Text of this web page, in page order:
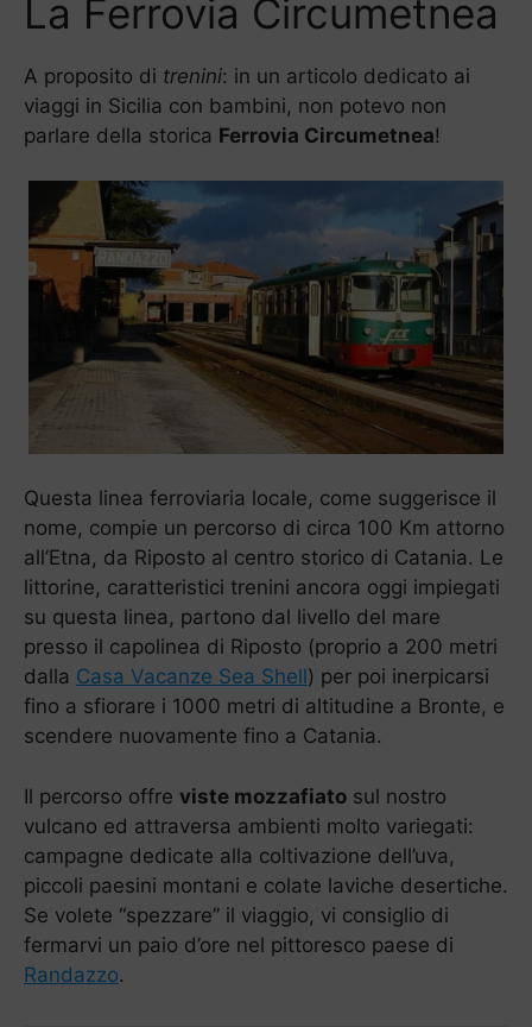
La Ferrovia Circumetnea
A proposito di trenini: in un articolo dedicato ai
viaggi in Sicilia con bambini, non potevo non
parlare della storica Ferrovia Circumetnea!
Questa linea ferroviaria locale, come suggerisce il
nome, compie un percorso di circa 100 Km attorno
all’Etna, da Riposto al centro storico di Catania. Le
littorine, caratteristici trenini ancora oggi impiegati
su questa linea, partono dal livello del mare
presso il capolinea di Riposto (proprio a 200 metri
dalla Casa Vacanze Sea Shell) per poi inerpicarsi
fino a sfiorare i 1000 metri di altitudine a Bronte, e
scendere nuovamente fino a Catania.
Il percorso offre viste mozzafiato sul nostro
vulcano ed attraversa ambienti molto variegati:
campagne dedicate alla coltivazione dell’uva,
piccoli paesini montani e colate laviche desertiche.
Se volete “spezzare” il viaggio, vi consiglio di
fermarvi un paio d’ore nel pittoresco paese di
Randazzo.